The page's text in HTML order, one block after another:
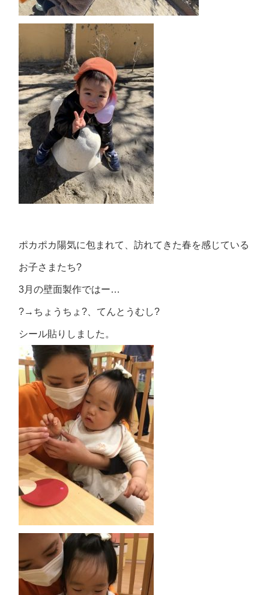
ポカポカ陽気に包まれて、訪れてきた春を感じている
お子さまたち?
3月の壁面製作ではー…
?→ちょうちょ?、てんとうむし?
シール貼りしました。